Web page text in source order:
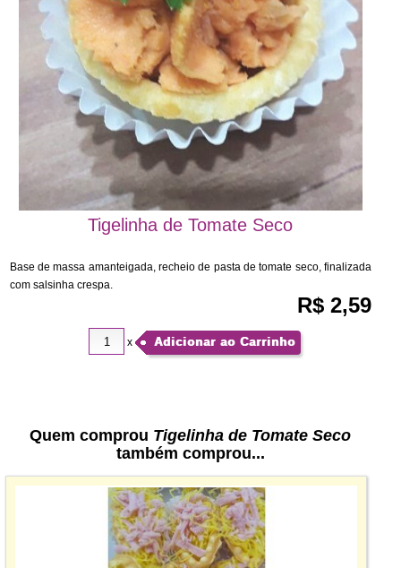
Tigelinha de Tomate Seco
Base de massa amanteigada, recheio de pasta de tomate seco, finalizada
com salsinha crespa.
R$ 2,59
x Adicionar ao Carrinho
Quem comprou Tigelinha de Tomate Seco
também comprou...